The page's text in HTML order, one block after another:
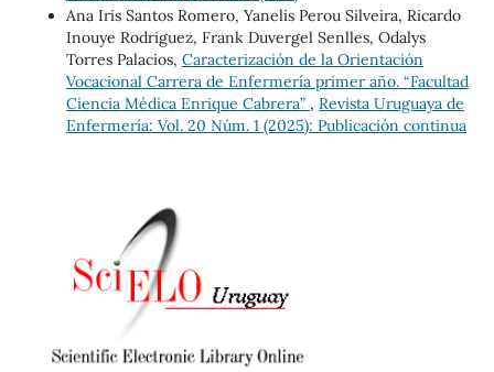
Ana Iris Santos Romero, Yanelis Perou Silveira, Ricardo
Inouye Rodriguez, Frank Duvergel Senlles, Odalys
Torres Palacios, Caracterización de la Orientación
Vocacional Carrera de Enfermería primer año. “Facultad
Ciencia Médica Enrique Cabrera” , Revista Uruguaya de
Enfermería: Vol. 20 Núm. 1 (2025): Publicación continua